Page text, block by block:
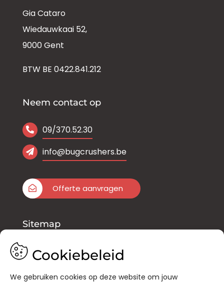
Cookiebeleid
We gebruiken cookies op deze website om jouw
Gia Cataro
Wiedauwkaai 52,
9000 Gent
BTW BE 0422.841.212
Neem contact op
09/370.52.30
info@bugcrushers.be
Offerte aanvragen
Sitemap
Onze diensten
Inloggen Bug Online